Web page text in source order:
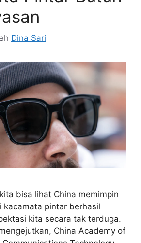
Dina Sari
bisa lihat China memimpin
kacamata pintar berhasil
kita secara tak terduga.
China Academy of